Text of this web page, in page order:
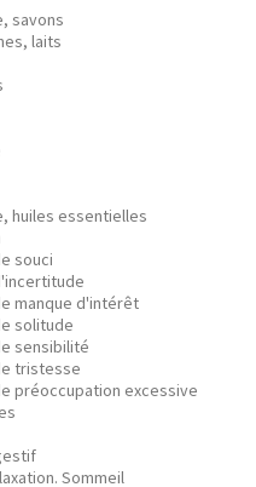
savons
laits
huiles essentielles
souci
manque d'intérêt
solitude
sensibilité
tristesse
préoccupation excessive
Sommeil